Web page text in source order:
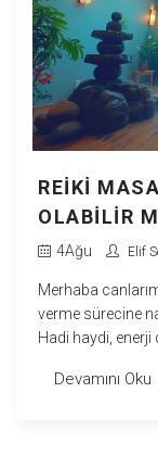
REIKI
OLABILIR
4Ağu Elif
Merhaba
verme sürecine
Hadi haydi, enerji
keşfedelim.
Devamını Oku